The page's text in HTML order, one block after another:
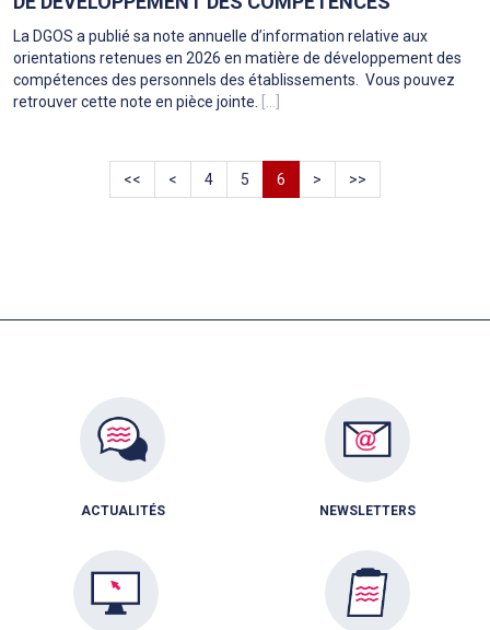
La DGOS a publié sa note annuelle d’information relative aux
orientations retenues en 2026 en matière de développement des
compétences des personnels des établissements. Vous pouvez
retrouver cette note en pièce jointe. [...]
<< < 4 5 6 > >>
ACTUALITÉS NEWSLETTERS